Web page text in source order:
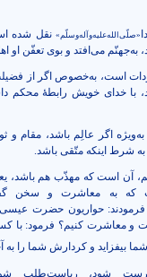
«صلّی‌الله‌علیه‌وآله‌وسلّم» نقل شده
می‌افتد و بوی تعفّن او
است، به‌خصوص اگر از فضیلت
با خدای خویش رابطۀ محکم
به‌ویژه اگر عالِم باشد، مقام
شرط اینکه متّقی باشد.
آن است که مهذّب هم
که به معاشرت و سخن
حواريون حضرت عيسى
کنیم؟ فرمود: با كسى
بیفزاید و كردارش شما را به
شود، ریاست‌طلب